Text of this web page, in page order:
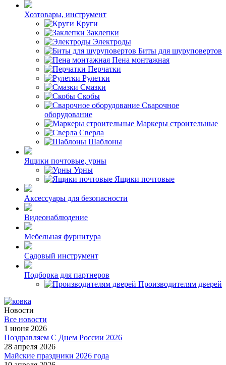
Хозтовары, инструмент
Круги
Заклепки
Электроды
Биты для шуруповертов
Пена монтажная
Перчатки
Рулетки
Смазки
Скобы
Сварочное
оборудование
Маркеры строительные
Сверла
Шаблоны
Ящики почтовые, урны
Урны
Ящики почтовые
Аксессуары для безопасности
Видеонаблюдение
Мебельная фурнитура
Садовый инструмент
Подборка для партнеров
Производителям дверей
Новости
Все новости
1 июня 2026
Поздравляем С Днем России 2026
28 апреля 2026
Майские праздники 2026 года